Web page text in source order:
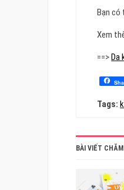
Bạn có
Xem
==>Da
Tags:
BÀI VIẾT